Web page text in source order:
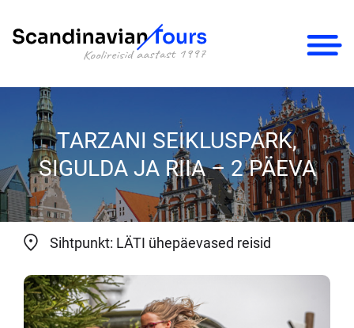
×
TARZANI SEIKLUSPARK,
SIGULDA JA RIIA – 2 PÄEVA
Sihtpunkt: LÄTI ühepäevased reisid